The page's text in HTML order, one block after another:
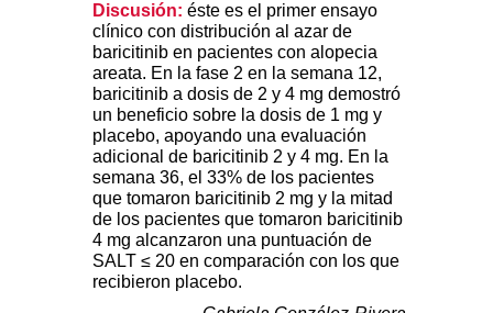
Discusión: éste es el primer ensayo
clínico con distribución al azar de
baricitinib en pacientes con alopecia
areata. En la fase 2 en la semana 12,
baricitinib a dosis de 2 y 4 mg demostró
un beneficio sobre la dosis de 1 mg y
placebo, apoyando una evaluación
adicional de baricitinib 2 y 4 mg. En la
semana 36, el 33% de los pacientes
que tomaron baricitinib 2 mg y la mitad
de los pacientes que tomaron baricitinib
4 mg alcanzaron una puntuación de
SALT ≤ 20 en comparación con los que
recibieron placebo.